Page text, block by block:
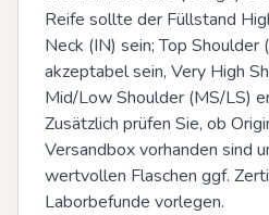
Reife sollte der Füllstand
Neck (IN) sein; Top Shoulder
akzeptabel sein, Very High
Mid/Low Shoulder (MS/LS)
Zusätzlich prüfen Sie, ob
Versandbox vorhanden sind
wertvollen Flaschen ggf.
Laborbefunde vorlegen.